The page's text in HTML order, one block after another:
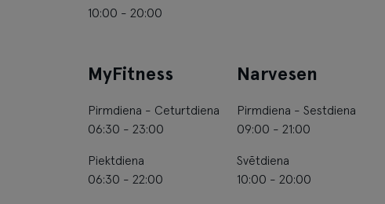
10:00 - 20:00
MyFitness
Pirmdiena - Ceturtdiena
06:30 - 23:00
Piektdiena
06:30 - 22:00
Narvesen
Pirmdiena - Sestdiena
09:00 - 21:00
Svētdiena
10:00 - 20:00